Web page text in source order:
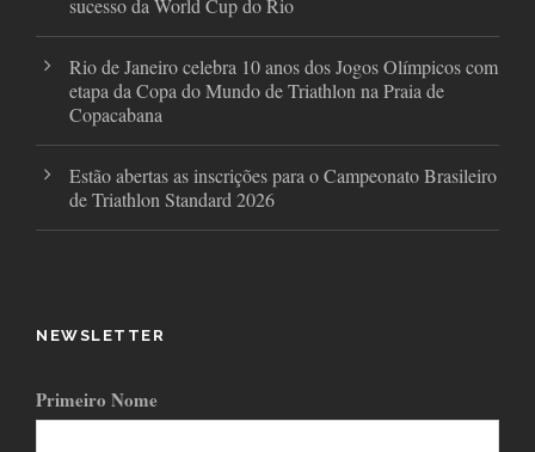
sucesso da World Cup do Rio
Rio de Janeiro celebra 10 anos dos Jogos Olímpicos com
etapa da Copa do Mundo de Triathlon na Praia de
Copacabana
Estão abertas as inscrições para o Campeonato Brasileiro
de Triathlon Standard 2026
NEWSLETTER
Primeiro Nome